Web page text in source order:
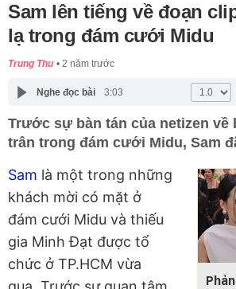
Sam lên tiếng về đoạn
lạ trong đám cưới Midu
Trung Thu 2 năm trước
Nghe đọc bài 3:03
Trước sự bàn tán của netizen về
trân trong đám cưới Midu, Sam
Sam là một trong những
khách mời có mặt ở
đám cưới Midu và thiếu
gia Minh Đạt được tổ
chức ở TP.HCM vừa